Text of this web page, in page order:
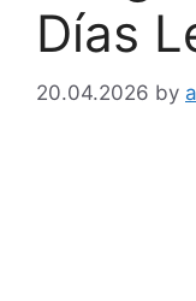
Días
20.04.2026 by